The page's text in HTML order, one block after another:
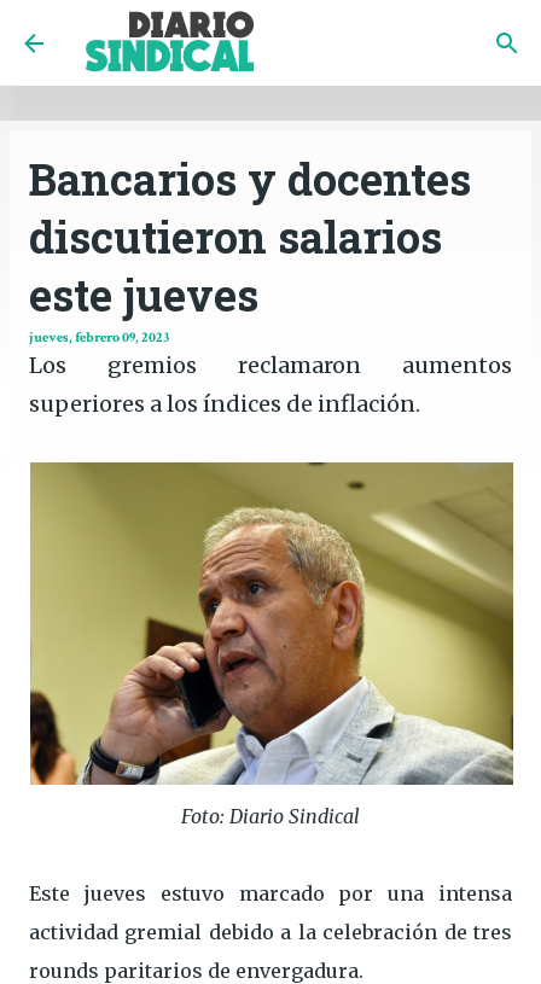
INICIO CÓRDOBA
Ir al contenido principal
Bancarios y docentes
discutieron salarios
este jueves
jueves, febrero 09, 2023
Los gremios reclamaron aumentos
superiores a los índices de inflación.
Foto: Diario Sindical
Este jueves estuvo marcado por una intensa
actividad gremial debido a la celebración de tres
rounds paritarios de envergadura.